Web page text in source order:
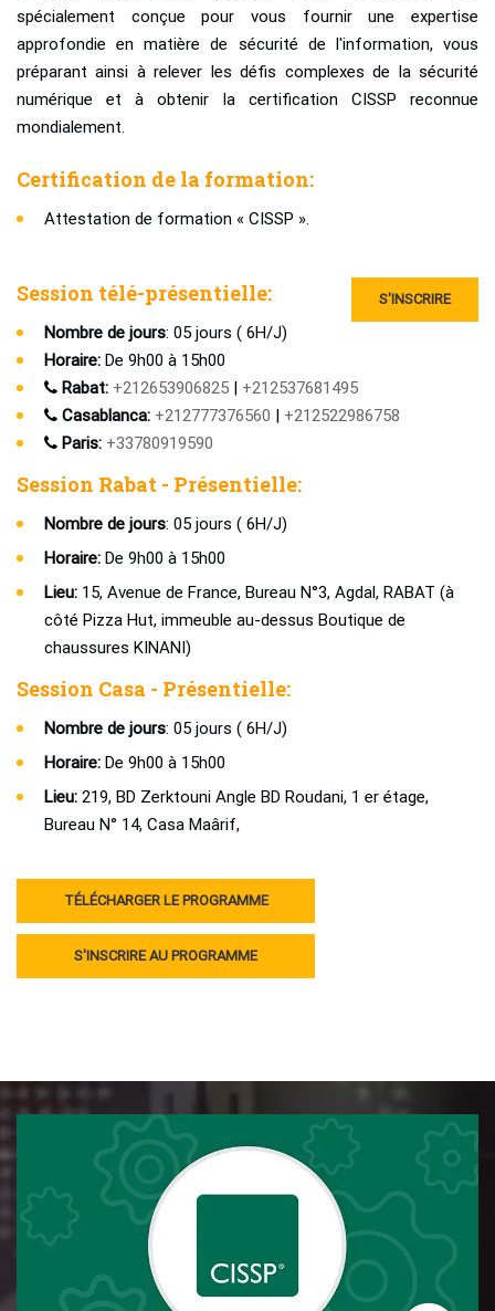
spécialement conçue pour vous fournir une expertise
approfondie en matière de sécurité de l'information, vous
préparant ainsi à relever les défis complexes de la sécurité
numérique et à obtenir la certification CISSP reconnue
mondialement.
Certification de la formation:
Attestation de formation « CISSP ».
S'INSCRIRE
Session télé-présentielle:
Nombre de jours: 05 jours ( 6H/J)
Horaire: De 9h00 à 15h00
Rabat: +212653906825 | +212537681495
Casablanca: +212777376560 | +212522986758
Paris: +33780919590
Session Rabat - Présentielle:
Nombre de jours: 05 jours ( 6H/J)
Horaire: De 9h00 à 15h00
Lieu: 15, Avenue de France, Bureau N°3, Agdal, RABAT (à
côté Pizza Hut, immeuble au-dessus Boutique de
chaussures KINANI)
Session Casa - Présentielle:
Nombre de jours: 05 jours ( 6H/J)
Horaire: De 9h00 à 15h00
Lieu: 219, BD Zerktouni Angle BD Roudani, 1 er étage,
Bureau N° 14, Casa Maârif,
TÉLÉCHARGER LE PROGRAMME
S'INSCRIRE AU PROGRAMME